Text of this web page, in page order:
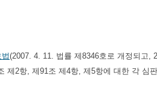
(2007. 4. 11. 법률 제8346호로 개정되고,
제2항, 제91조 제4항, 제5항에 대한 각 심